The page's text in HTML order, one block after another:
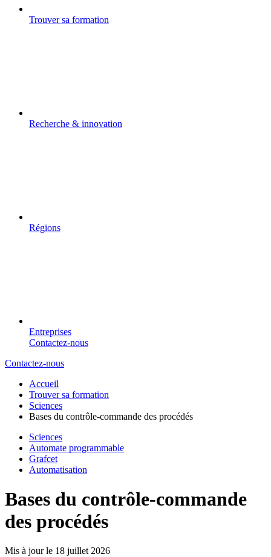
Trouver sa formation
Recherche & innovation
Régions
Entreprises
Contactez-nous
Contactez-nous
Accueil
Trouver sa formation
Sciences
Bases du contrôle-commande des procédés
Sciences
Automate programmable
Grafcet
Automatisation
Bases du contrôle-commande
des procédés
Mis à jour le 18 juillet 2026